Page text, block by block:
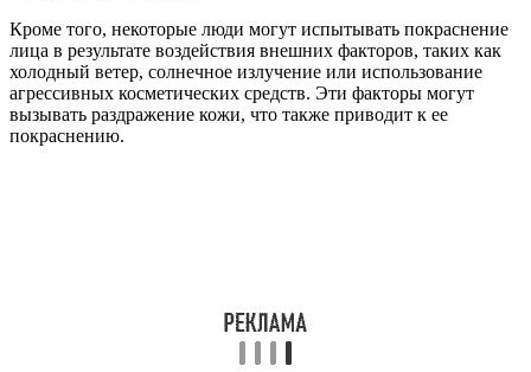
Кроме того, некоторые люди могут испытывать покраснение
лица в результате воздействия внешних факторов, таких как
холодный ветер, солнечное излучение или использование
агрессивных косметических средств. Эти факторы могут
вызывать раздражение кожи, что также приводит к ее
покраснению.